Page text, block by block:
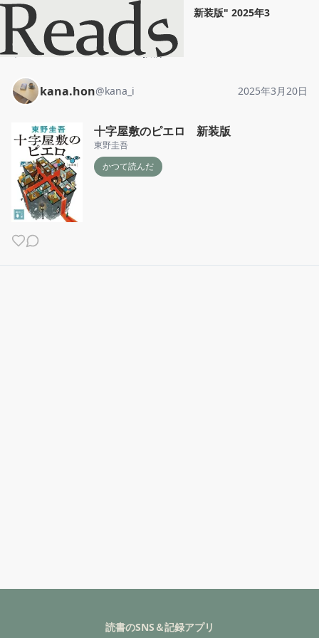
十字屋敷のピエロ 新装版" 2025年3
月20日
ホーム
kana.hon 投稿
kana.hon@kana_i 2025年3月20日
十字屋敷のピエロ 新装版
東野圭吾
かつて読んだ
読書のSNS＆記録アプリ